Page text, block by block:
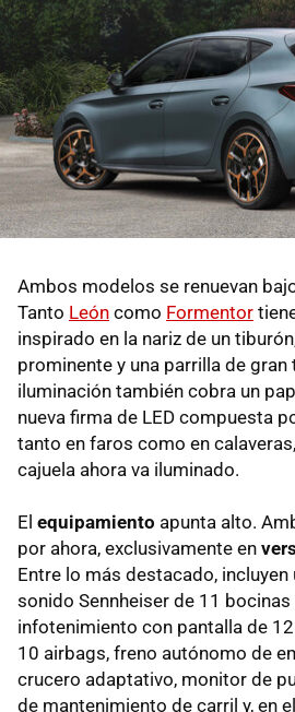
Ambos modelos se renuevan
Tanto León como Formentor
inspirado en la nariz de un
prominente y una parrilla de gran
iluminación también cobra un
nueva firma de LED compuesta
tanto en faros como en
cajuela ahora va iluminado.
El equipamiento apunta alto.
por ahora, exclusivamente en
Entre lo más destacado,
sonido Sennheiser de 11
infotenimiento con pantalla de
10 airbags, freno autónomo de
crucero adaptativo, monitor de
de mantenimiento de carril y, en